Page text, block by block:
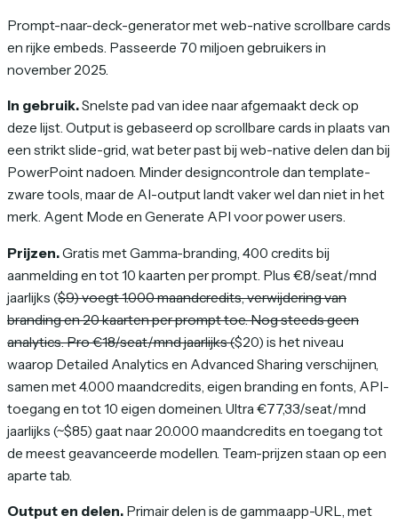
Prompt-naar-deck-generator met web-native scrollbare cards
en rijke embeds. Passeerde 70 miljoen gebruikers in
november 2025.
In gebruik.Snelste pad van idee naar afgemaakt deck op
deze lijst. Output is gebaseerd op scrollbare cards in plaats van
een strikt slide-grid, wat beter past bij web-native delen dan bij
PowerPoint nadoen. Minder designcontrole dan template-
zware tools, maar de AI-output landt vaker wel dan niet in het
merk. Agent Mode en Generate API voor power users.
Prijzen.Gratis met Gamma-branding, 400 credits bij
aanmelding en tot 10 kaarten per prompt. Plus €8/seat/mnd
jaarlijks ($9) voegt 1.000 maandcredits, verwijdering van
branding en 20 kaarten per prompt toe. Nog steeds geen
analytics. Pro €18/seat/mnd jaarlijks ($20) is het niveau
waarop Detailed Analytics en Advanced Sharing verschijnen,
samen met 4.000 maandcredits, eigen branding en fonts, API-
toegang en tot 10 eigen domeinen. Ultra €77,33/seat/mnd
jaarlijks (~$85) gaat naar 20.000 maandcredits en toegang tot
de meest geavanceerde modellen. Team-prijzen staan op een
aparte tab.
Output en delen. Primair delen is de gamma.app-URL, met